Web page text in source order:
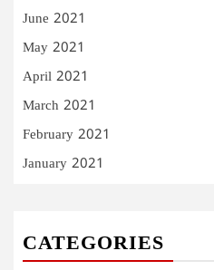
June 2021
May 2021
April 2021
March 2021
February 2021
January 2021
CATEGORIES